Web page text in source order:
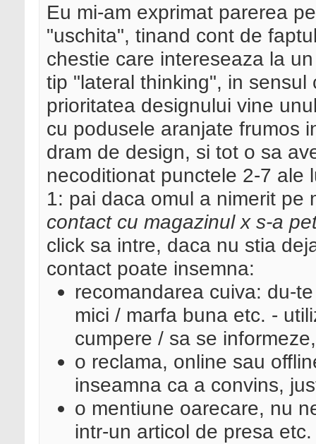
Eu mi-am exprimat parerea
"uschita", tinand cont de
chestie care intereseaza la
tip "lateral thinking", in
prioritatea designului vine
cu podusele aranjate frumos
dram de design, si tot o sa
necoditionat punctele 2-7 ale
1: pai daca omul a nimerit
contact cu magazinul x s-a
click sa intre, daca nu stia
contact poate insemna:
recomandarea cuiva: du-
mici / marfa buna etc. -
cumpere / sa se
o reclama, online sau
inseamna ca a convins,
o mentiune oarecare, nu
intr-un articol de presa etc.